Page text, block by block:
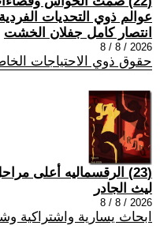
عوالم ذوي التحديات
انتصار كامل جفلان الخشت
2026 / 8 / 8
حقوق ذوي الاحتياجات
(23) الرقسماليه أعلى مراحل الأمبرياليه... ج١١
ليث الجادر
2026 / 8 / 8
ابحاث يسارية واشتراكية